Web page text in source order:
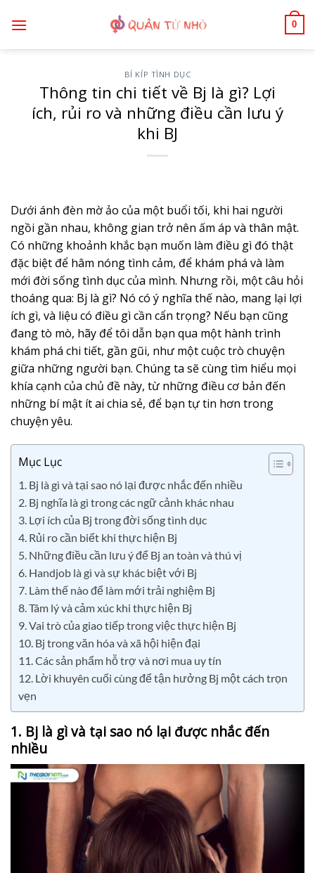
qua
0
BÍ KÍP TÌNH DỤC
Thông tin chi tiết về Bj là gì? Lợi
ích, rủi ro và những điều cần lưu ý
khi BJ
Dưới ánh đèn mờ ảo của một buổi tối, khi hai người
ngồi gần nhau, không gian trở nên ấm áp và thân mật.
Có những khoảnh khắc bạn muốn làm điều gì đó thật
đặc biệt để hâm nóng tình cảm, để khám phá và làm
mới đời sống tình dục của mình. Nhưng rồi, một câu hỏi
thoáng qua: Bj là gì? Nó có ý nghĩa thế nào, mang lại lợi
ích gì, và liệu có điều gì cần cẩn trọng? Nếu bạn cũng
đang tò mò, hãy để tôi dẫn bạn qua một hành trình
khám phá chi tiết, gần gũi, như một cuộc trò chuyện
giữa những người bạn. Chúng ta sẽ cùng tìm hiểu mọi
khía cạnh của chủ đề này, từ những điều cơ bản đến
những bí mật ít ai chia sẻ, để bạn tự tin hơn trong
chuyện yêu.
Mục Lục
1. Bj là gì và tại sao nó lại được nhắc đến nhiều
2. Bj nghĩa là gì trong các ngữ cảnh khác nhau
3. Lợi ích của Bj trong đời sống tình dục
4. Rủi ro cần biết khi thực hiện Bj
5. Những điều cần lưu ý để Bj an toàn và thú vị
6. Handjob là gì và sự khác biệt với Bj
7. Làm thế nào để làm mới trải nghiệm Bj
8. Tâm lý và cảm xúc khi thực hiện Bj
9. Vai trò của giao tiếp trong việc thực hiện Bj
10. Bj trong văn hóa và xã hội hiện đại
11. Các sản phẩm hỗ trợ và nơi mua uy tín
12. Lời khuyên cuối cùng để tận hưởng Bj một cách trọn
vẹn
1. Bj là gì và tại sao nó lại được nhắc đến
nhiều